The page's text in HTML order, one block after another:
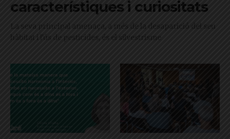
característiques i curiositats
La seva principal amenaça, a més de la desaparició del seu
hàbitat i l'ús de pesticides, és el silvestrisme